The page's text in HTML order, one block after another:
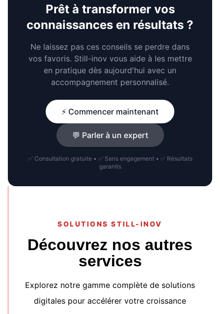
Prêt à transformer vos
connaissances en résultats ?
Ne laissez pas ces conseils se perdre dans
vos favoris. Still-inov vous aide à les mettre
en pratique dès aujourd'hui avec un
accompagnement personnalisé.
⚡ Commencer maintenant
💬 Parler à un expert
✅ Consultation gratuite • ✅ Sans engagement • ✅ Résultats
garantis
SOLUTIONS STILL-INOV
Découvrez nos autres
services
Explorez notre gamme complète de solutions
digitales pour accélérer votre croissance